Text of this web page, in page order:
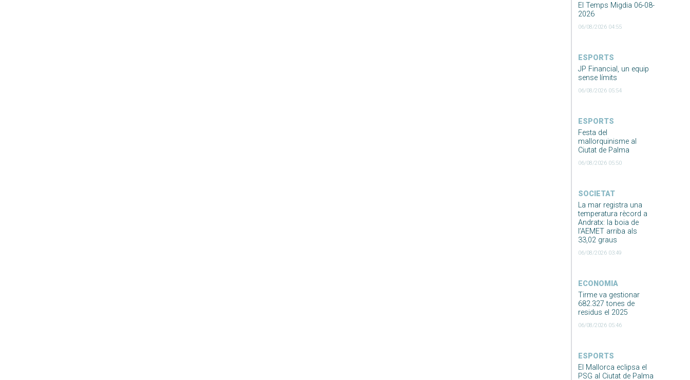
El Temps Migdia 06-08-
2026
06/08/2026 04:55
ESPORTS
JP Financial, un equip
sense límits
06/08/2026 05:54
ESPORTS
Festa del
mallorquinisme al
Ciutat de Palma
06/08/2026 05:50
SOCIETAT
La mar registra una
temperatura rècord a
Andratx: la boia de
l’AEMET arriba als
33,02 graus
06/08/2026 03:49
ECONOMIA
Tirme va gestionar
682.327 tones de
residus el 2025
06/08/2026 05:46
ESPORTS
El Mallorca eclipsa el
PSG al Ciutat de Palma